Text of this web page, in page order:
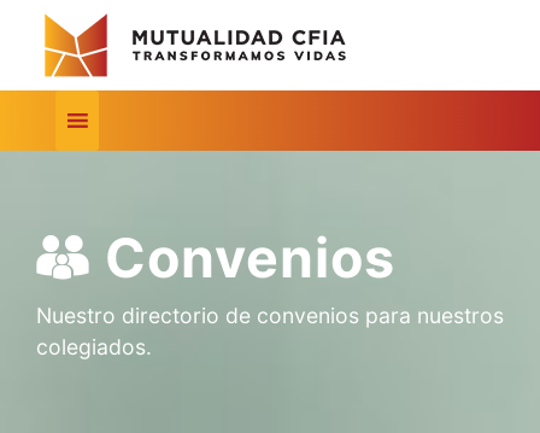
Convenios
Nuestro directorio de convenios para nuestros
colegiados.